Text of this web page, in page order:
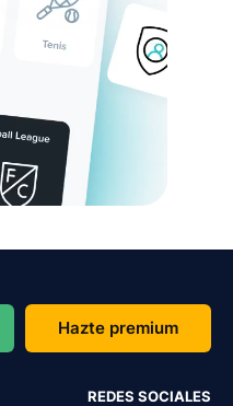
Hazte premium
REDES SOCIALES